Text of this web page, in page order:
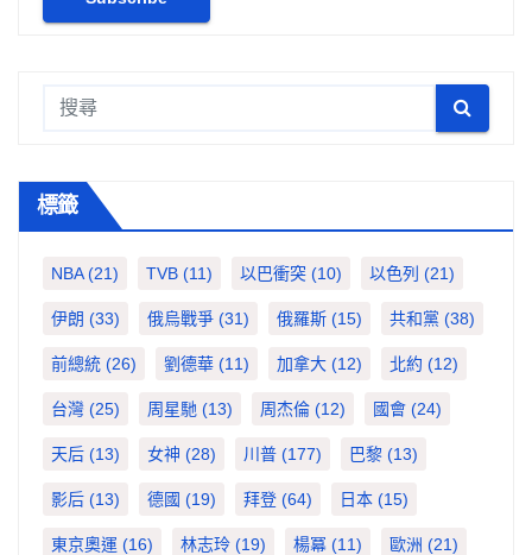
標籤
NBA(21) TVB (11) 以巴衝突 (10) 以色列 (21)
伊朗 (33) 俄烏戰爭 (31) 俄羅斯 (15) 共和黨 (38)
前總統 (26) 劉德華 (11) 加拿大 (12) 北約 (12)
台灣 (25) 周星馳 (13) 周杰倫 (12) 國會 (24)
天后 (13) 女神 (28) 川普 (177) 巴黎 (13)
影后 (13) 德國 (19) 拜登 (64) 日本 (15)
東京奧運 (16) 林志玲 (19) 楊冪 (11) 歐洲 (21)